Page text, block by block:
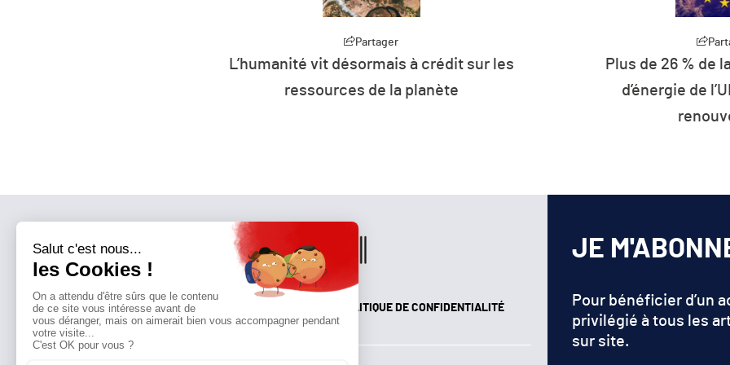
Partager
L’humanité vit désormais à crédit sur les
ressources de la planète
Plus de 26 % de
d’énergie de
QUI SOMMES-NOUS?MENTIONS LÉGALES POLITIQUE DE CONFIDENTIALITÉ
JE
Pour bénéficier d’un
privilégié à tous les
sur site.